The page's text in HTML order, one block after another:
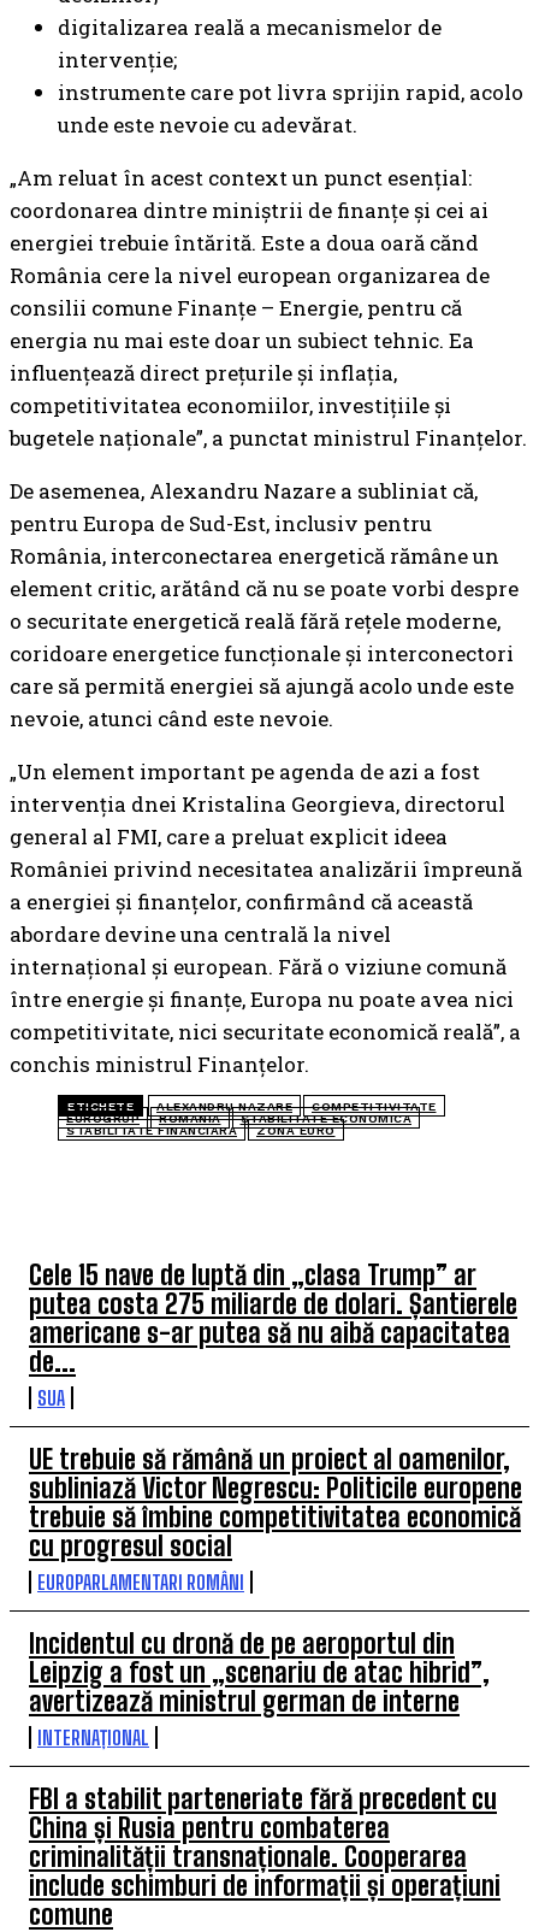
digitalizarea reală a mecanismelor de
intervenție;
instrumente care pot livra sprijin rapid, acolo
unde este nevoie cu adevărat.
„Am reluat în acest context un punct esențial:
coordonarea dintre miniștrii de finanțe și cei ai
energiei trebuie întărită. Este a doua oară cănd
România cere la nivel european organizarea de
consilii comune Finanțe – Energie, pentru că
energia nu mai este doar un subiect tehnic. Ea
influențează direct prețurile și inflația,
competitivitatea economiilor, investițiile și
bugetele naționale”, a punctat ministrul Finanțelor.
De asemenea, Alexandru Nazare a subliniat că,
pentru Europa de Sud-Est, inclusiv pentru
România, interconectarea energetică rămâne un
element critic, arătând că nu se poate vorbi despre
o securitate energetică reală fără rețele moderne,
coridoare energetice funcționale și interconectori
care să permită energiei să ajungă acolo unde este
nevoie, atunci când este nevoie.
„Un element important pe agenda de azi a fost
intervenția dnei Kristalina Georgieva, directorul
general al FMI, care a preluat explicit ideea
României privind necesitatea analizării împreună
a energiei și finanțelor, confirmând că această
abordare devine una centrală la nivel
internațional și european. Fără o viziune comună
între energie și finanțe, Europa nu poate avea nici
competitivitate, nici securitate economică reală”, a
conchis ministrul Finanțelor.
ETICHETE ALEXANDRU NAZARE
COMPETITIVITATE
EUROGRUP
ROMANIA
STABILITATE ECONOMICA
STABILITATE FINANCIARA
ZONA EURO
Cele 15 nave de luptă din „clasa Trump” ar
putea costa 275 miliarde de dolari. Șantierele
americane s-ar putea să nu aibă capacitatea
de...
SUA
UE trebuie să rămână un proiect al oamenilor,
subliniază Victor Negrescu: Politicile europene
trebuie să îmbine competitivitatea economică
cu progresul social
EUROPARLAMENTARI ROMÂNI
Incidentul cu dronă de pe aeroportul din
Leipzig a fost un „scenariu de atac hibrid”,
avertizează ministrul german de interne
INTERNAȚIONAL
FBI a stabilit parteneriate fără precedent cu
China și Rusia pentru combaterea
criminalității transnaționale. Cooperarea
include schimburi de informații și operațiuni
comune